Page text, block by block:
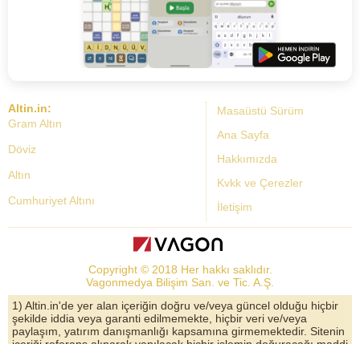
Masaüstü Sürüm
Ana Sayfa
Hakkımızda
Kvkk ve Çerezler
İletişim
Altin.in:
Gram Altın
Döviz
Altın
Cumhuriyet Altını
Dolar Kuru
Altın Yorumları
Döviz Kurları
Copyright © 2018 Her hakkı saklıdır.
Vagonmedya Bilişim San. ve Tic. A.Ş.
1) Altin.in'de yer alan içeriğin doğru ve/veya güncel olduğu hiçbir
şekilde iddia veya garanti edilmemekte, hiçbir veri ve/veya
paylaşım, yatırım danışmanlığı kapsamına girmemektedir. Sitenin